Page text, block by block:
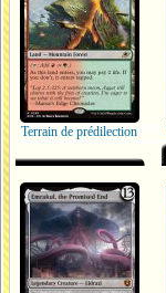
Terrain de prédilection